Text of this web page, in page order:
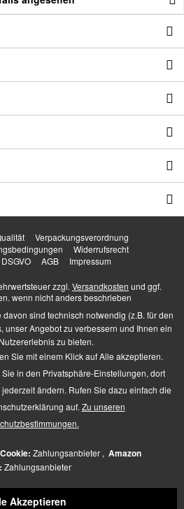
Verpackungsverordnung
Widerrufsrecht
AGB Impressum
zzgl. Versandkosten und ggf.
wenn nicht anders beschrieben
Design byTC-Innovations GmbH
sind technisch notwendig (z.B. für den
unser Angebot zu verbessern und Ihnen ein
zu bieten.
Sie mit einem Klick auf Alle akzeptieren.
in den Privatsphäre-Einstellungen, dort
ändern. Rufen Sie dazu einfach die
auf. Zu unseren
Zahlungsanbieter , Amazon
Zahlungsanbieter
Akzeptieren